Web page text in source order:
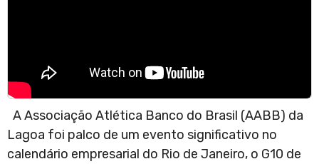
A Associação Atlética Banco do Brasil (AABB) da
Lagoa foi palco de um evento significativo no
calendário empresarial do Rio de Janeiro, o G10 de